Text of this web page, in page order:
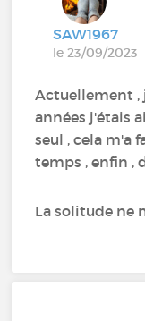
SAW1967
le 23/09/2023
Actuellement ,
années j'étais
seul , cela m'a
temps , enfin ,
La solitude ne